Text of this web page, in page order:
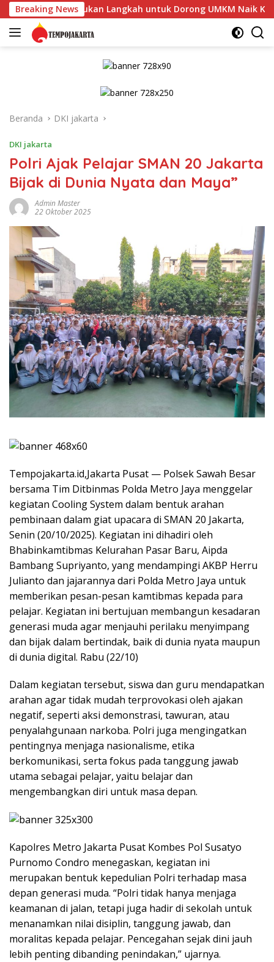
Langsung
ke
konten
Breaking News
Langkah untuk Dorong UMKM Naik Kelas*
Beranda DKI jakarta
DKI jakarta
Polri Ajak Pelajar SMAN 20 Jakarta
Bijak di Dunia Nyata dan Maya”
Admin Master
22 Oktober 2025
Tempojakarta.id,Jakarta Pusat — Polsek Sawah Besar
bersama Tim Ditbinmas Polda Metro Jaya menggelar
kegiatan Cooling System dalam bentuk arahan
pembinaan dalam giat upacara di SMAN 20 Jakarta,
Senin (20/10/2025). Kegiatan ini dihadiri oleh
Bhabinkamtibmas Kelurahan Pasar Baru, Aipda
Bambang Supriyanto, yang mendampingi AKBP Herru
Julianto dan jajarannya dari Polda Metro Jaya untuk
memberikan pesan-pesan kamtibmas kepada para
pelajar. Kegiatan ini bertujuan membangun kesadaran
generasi muda agar menjauhi perilaku menyimpang
dan bijak dalam bertindak, baik di dunia nyata maupun
di dunia digital. Rabu (22/10)
Dalam kegiatan tersebut, siswa dan guru mendapatkan
arahan agar tidak mudah terprovokasi oleh ajakan
negatif, seperti aksi demonstrasi, tawuran, atau
penyalahgunaan narkoba. Polri juga mengingatkan
pentingnya menjaga nasionalisme, etika
berkomunikasi, serta fokus pada tanggung jawab
utama sebagai pelajar, yaitu belajar dan
mengembangkan diri untuk masa depan.
Kapolres Metro Jakarta Pusat Kombes Pol Susatyo
Purnomo Condro menegaskan, kegiatan ini
merupakan bentuk kepedulian Polri terhadap masa
depan generasi muda. “Polri tidak hanya menjaga
keamanan di jalan, tetapi juga hadir di sekolah untuk
menanamkan nilai disiplin, tanggung jawab, dan
moralitas kepada pelajar. Pencegahan sejak dini jauh
lebih penting dibanding penindakan,” ujarnya.